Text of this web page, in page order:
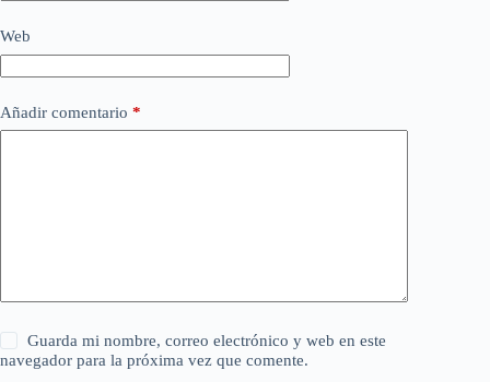
Web
Añadir comentario *
Guarda mi nombre, correo electrónico y web en este
navegador para la próxima vez que comente.